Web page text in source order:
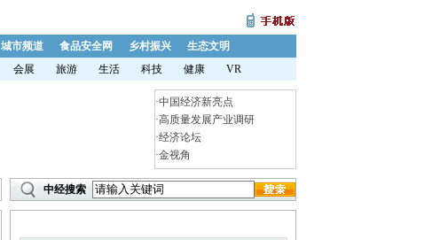
城市频道 食品安全网 乡村振兴
生态文明
会展 旅游 生活 科技 健康 VR
·中国经济新亮点
·高质量发展产业调研
·经济论坛
·金视角
中经搜索